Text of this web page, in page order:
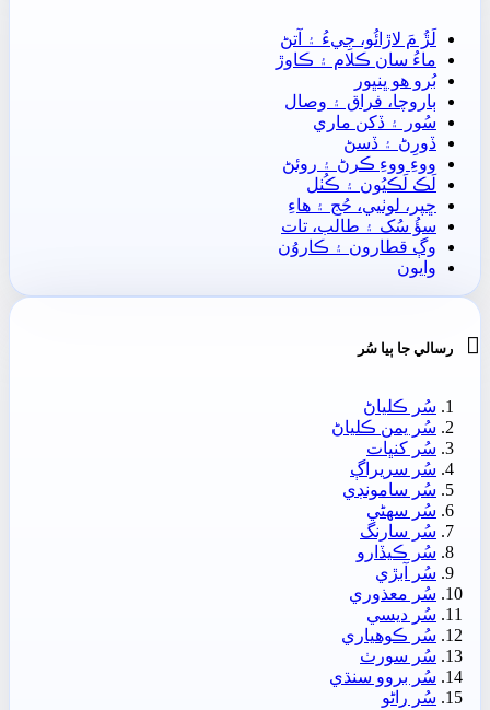
لَڙُ مَ لاڙائُو، جِيءُ ۽ آتڻ
ماءُ سان ڪلام ۽ ڪاوڙ
بُرو ھو ڀنڀور
ٻاروچا، فراق ۽ وصال
سُور ۽ ڏکن ماري
ڏورِڻ ۽ ڏسڻ
ووءِ ووءِ ڪرڻ ۽ روئڻ
لَڪ لَڪيُون ۽ ڪُٺل
ڇپر، لوٺيي، حُج ۽ ھاءِ
سؤُ سُک ۽ طالب، تات
وڳ قطارون ۽ ڪاروُن
وايون
 رسالي جا ٻيا سُر
سُر ڪلياڻ
سُر يمن ڪلياڻ
سُر کنڀات
سُر سريراڳ
سُر سامونڊي
سُر سھڻي
سُر سارنگ
سُر ڪيڏارو
سُر آبڙي
سُر معذوري
سُر ديسي
سُر ڪوھياري
سُر سورٺ
سُر بروو سنڌي
سُر راڻو